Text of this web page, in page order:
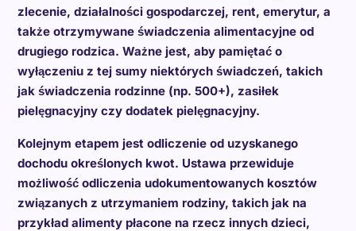
zlecenie, działalności gospodarczej, rent, emerytur, a
także otrzymywane świadczenia alimentacyjne od
drugiego rodzica. Ważne jest, aby pamiętać o
wyłączeniu z tej sumy niektórych świadczeń, takich
jak świadczenia rodzinne (np. 500+), zasiłek
pielęgnacyjny czy dodatek pielęgnacyjny.
Kolejnym etapem jest odliczenie od uzyskanego
dochodu określonych kwot. Ustawa przewiduje
możliwość odliczenia udokumentowanych kosztów
związanych z utrzymaniem rodziny, takich jak na
przykład alimenty płacone na rzecz innych dzieci,